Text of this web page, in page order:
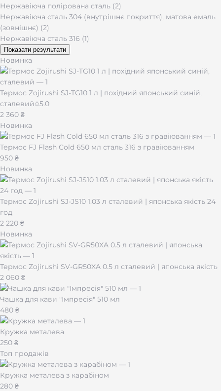
Нержавіюча полірована сталь (2)
Нержавіюча сталь 304 (внутрішнє покриття), матова емаль
(зовнішнє) (2)
Нержавіюча сталь 316 (1)
Показати результати
Новинка
Термос Zojirushi SJ-TG10 1 л | похідний японський синій,
сталевий
5.0
2 360 ₴
Новинка
Термос FJ Flash Cold 650 мл сталь 316 з гравіюванням
950 ₴
Новинка
Термос Zojirushi SJ-JS10 1.03 л сталевий | японська якість 24
год
2 220 ₴
Новинка
Термос Zojirushi SV-GR50XA 0.5 л сталевий | японська якість
2 060 ₴
Чашка для кави "Імпресія" 510 мл
480 ₴
Кружка металева
250 ₴
Топ продажів
Кружка металева з карабіном
280 ₴